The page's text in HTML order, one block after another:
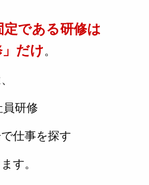
である研修は
」だけ。
員研修
仕事を探す
す。